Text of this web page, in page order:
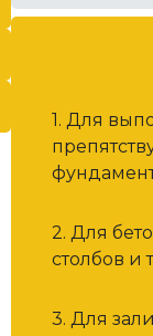
1. Для
2. Для
столбов и
3. Для